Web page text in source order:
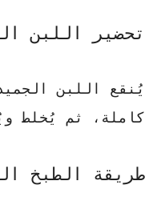
تحضير اللبن
يُنقع اللبن
كاملة، ثم يُخلط
طريقة الطبخ